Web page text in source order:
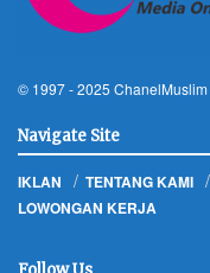
© 1997 - 2025 ChanelMuslim
Navigate Site
IKLAN TENTANG KAMI
LOWONGAN KERJA